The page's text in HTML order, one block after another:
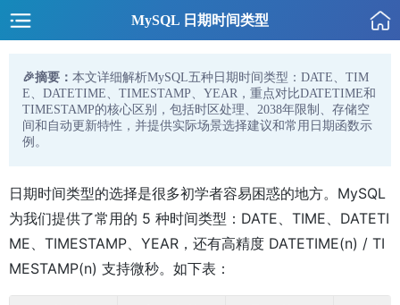
MySQL 日期时间类型
🎉摘要： 本文详细解析MySQL五种日期时间类型：DATE、TIM
E、DATETIME、TIMESTAMP、YEAR，重点对比DATETIME和
TIMESTAMP的核心区别，包括时区处理、2038年限制、存储空
间和自动更新特性，并提供实际场景选择建议和常用日期函数示
例。
日期时间类型的选择是很多初学者容易困惑的地方。MySQL
为我们提供了常用的 5 种时间类型：DATE、TIME、DATETI
ME、TIMESTAMP、YEAR，还有高精度 DATETIME(n) / TI
MESTAMP(n) 支持微秒。如下表：